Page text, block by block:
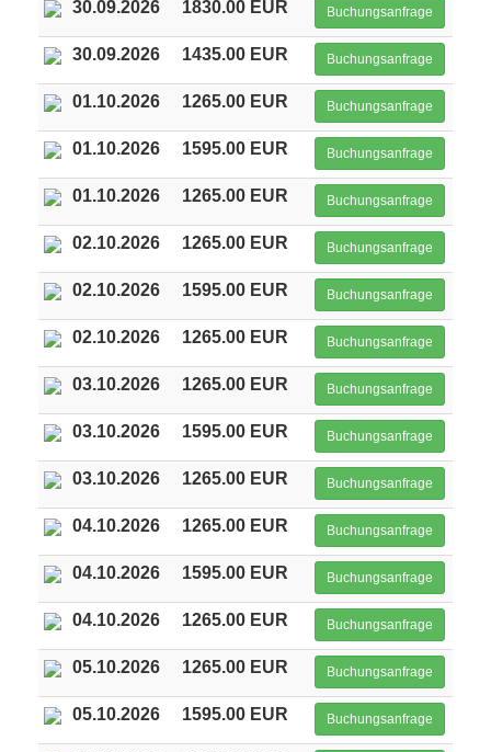
30.09.2026 1830.00 EUR Buchungsanfrage
30.09.2026 1435.00 EUR Buchungsanfrage
01.10.2026 1265.00 EUR Buchungsanfrage
01.10.2026 1595.00 EUR Buchungsanfrage
01.10.2026 1265.00 EUR Buchungsanfrage
02.10.2026 1265.00 EUR Buchungsanfrage
02.10.2026 1595.00 EUR Buchungsanfrage
02.10.2026 1265.00 EUR Buchungsanfrage
03.10.2026 1265.00 EUR Buchungsanfrage
03.10.2026 1595.00 EUR Buchungsanfrage
03.10.2026 1265.00 EUR Buchungsanfrage
04.10.2026 1265.00 EUR Buchungsanfrage
04.10.2026 1595.00 EUR Buchungsanfrage
04.10.2026 1265.00 EUR Buchungsanfrage
05.10.2026 1265.00 EUR Buchungsanfrage
05.10.2026 1595.00 EUR Buchungsanfrage